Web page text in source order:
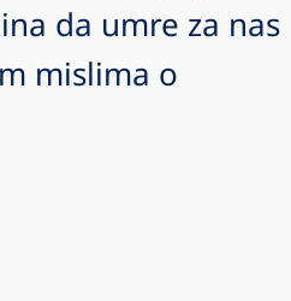
da umre za nas
mislima o